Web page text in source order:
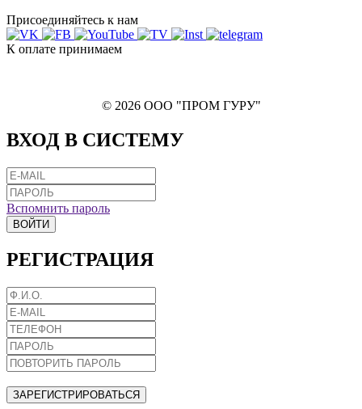
Присоединяйтесь к нам
К оплате принимаем
© 2026 ООО "ПРОМ ГУРУ"
ВХОД В СИСТЕМУ
Вспомнить пароль
ВОЙТИ
РЕГИСТРАЦИЯ
ЗАРЕГИСТРИРОВАТЬСЯ